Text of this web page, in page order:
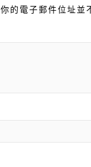
你的電子郵件位址並